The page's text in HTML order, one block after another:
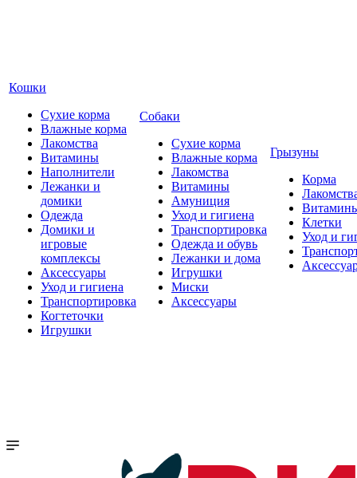
Кошки
Сухие корма
Влажные корма
Лакомства
Витамины
Наполнители
Лежанки и
домики
Одежда
Домики и
игровые
комплексы
Аксессуары
Уход и гигиена
Транспортировка
Когтеточки
Игрушки
Собаки
Сухие корма
Влажные корма
Лакомства
Витамины
Амуниция
Уход и гигиена
Транспортировка
Одежда и обувь
Лежанки и дома
Игрушки
Миски
Аксессуары
Грызуны
Корма
Клетки
Уход и